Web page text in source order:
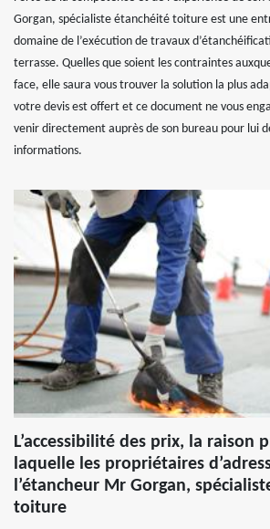
Gorgan, spécialiste étanchéité toiture est une
domaine de l’exécution de travaux
terrasse. Quelles que soient les contraintes
face, elle saura vous trouver la solution la plus
votre devis est offert et ce document ne vous
venir directement auprès de son bureau pour lui
informations.
L’accessibilité des prix, la raison
laquelle les propriétaires
l’étancheur Mr Gorgan,
toiture